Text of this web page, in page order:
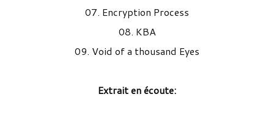
07. Encryption Process
08. KBA
09. Void of a thousand Eyes
Extrait en écoute: